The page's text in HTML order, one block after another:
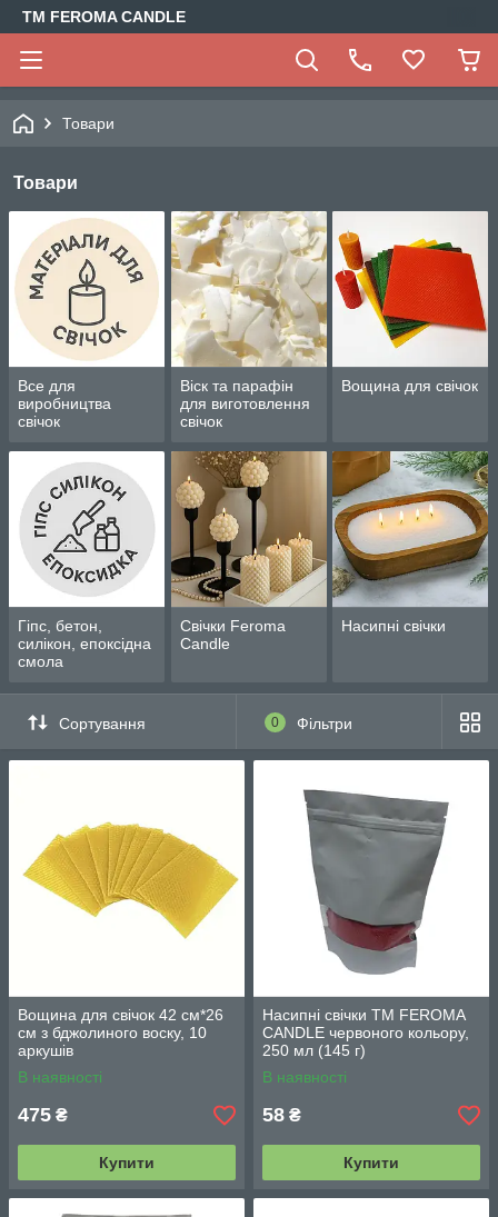
TM FEROMA CANDLE
Товари
Товари
Все для
виробництва
свічок
Віск та парафін
для виготовлення
свічок
Вощина для свічок
Гіпс, бетон,
силікон, епоксідна
смола
Свічки Feroma
Candle
Насипні свічки
Сортування 0 Фільтри
Вощина для свічок 42 см*26
см з бджолиного воску, 10
аркушів
В наявності
475 ₴
Купити
Насипні свічки TM FEROMA
CANDLE червоного кольору,
250 мл (145 г)
В наявності
58 ₴
Купити